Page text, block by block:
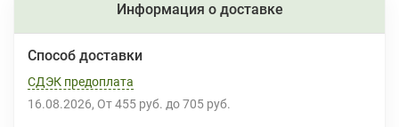
Информация о доставке
Способ доставки
СДЭК предоплата
16.08.2026 От 455 руб. до 705 руб.